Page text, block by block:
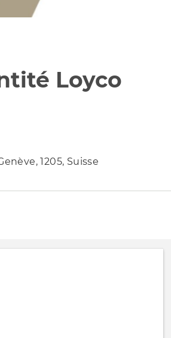
Loyco
1205, Suisse